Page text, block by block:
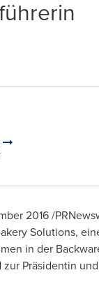
2016 /
Solutions,
in der
zur Präsidentin